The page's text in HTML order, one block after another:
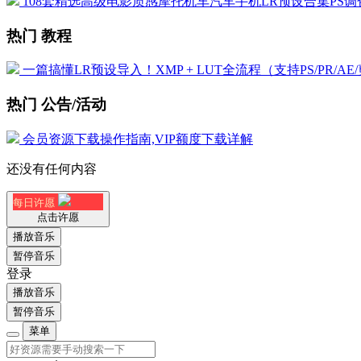
热门 教程
一篇搞懂LR预设导入！XMP + LUT全流程（支持PS/PR/AE/
热门 公告/活动
会员资源下载操作指南,VIP额度下载详解
还没有任何内容
每日许愿
点击许愿
播放音乐
暂停音乐
登录
播放音乐
暂停音乐
菜单